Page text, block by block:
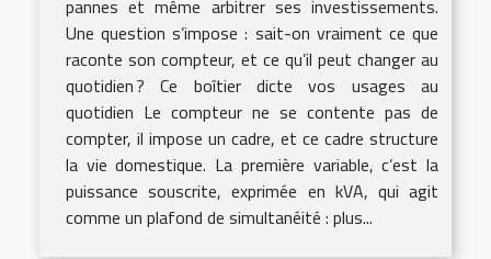
pannes et même arbitrer ses investissements.
Une question s’impose : sait-on vraiment ce que
raconte son compteur, et ce qu’il peut changer au
quotidien ? Ce boîtier dicte vos usages au
quotidien Le compteur ne se contente pas de
compter, il impose un cadre, et ce cadre structure
la vie domestique. La première variable, c’est la
puissance souscrite, exprimée en kVA, qui agit
comme un plafond de simultanéité : plus...